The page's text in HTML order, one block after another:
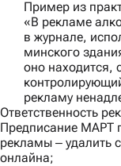
Пример из
«В рекламе
в журнале,
минского
оно находится,
рекламу
Ответственность
Предписание МАРТ
рекламы ‒ удалить
онлайна;